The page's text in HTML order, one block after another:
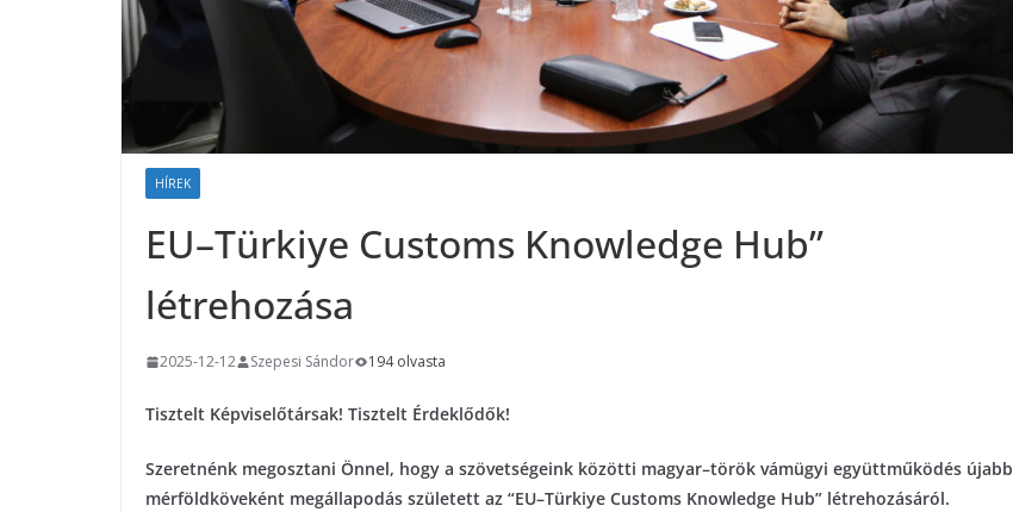
HÍREK
EU–Türkiye Customs Knowledge Hub”
létrehozása
2025-12-12 Szepesi Sándor 194 olvasta
Tisztelt Képviselőtársak! Tisztelt Érdeklődők!
Szeretnénk megosztani Önnel, hogy a szövetségeink közötti magyar–török vámügyi együttműködés újabb
mérföldköveként megállapodás született az “EU–Türkiye Customs Knowledge Hub” létrehozásáról.